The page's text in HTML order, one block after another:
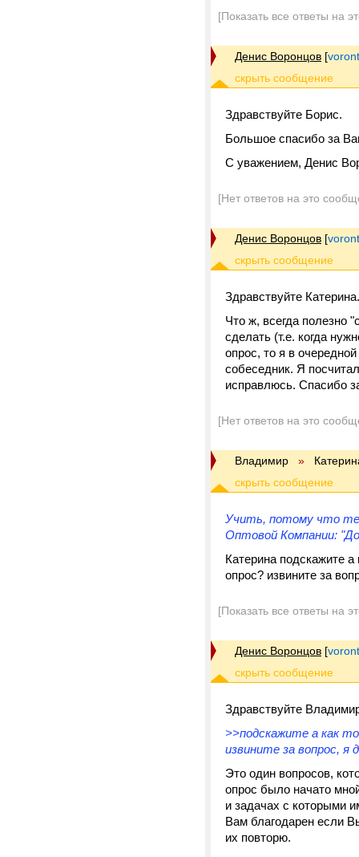
[Показать все ответы на
Денис Воронцов [
Здравствуйте Борис.
Большое спасибо за
С уважением, Денис
[Нет ответов на это
Денис Воронцов [
Здравствуйте Катерина.
Что ж, всегда полезно
сделать (т.е. когда
опрос, то я в
собеседник. Я
исправлюсь. Спасибо
[Нет ответов на это
Владимир »
Учить, потому что
Оптовой Компании:
Катерина подскажите а
опрос? извините за
[Показать все ответы на
Денис Воронцов [
Здравствуйте
>>подскажите а как
извините за вопрос, я
Это один вопросов,
опрос было начато
и задачах с которыми
Вам благодарен если
их повторю.